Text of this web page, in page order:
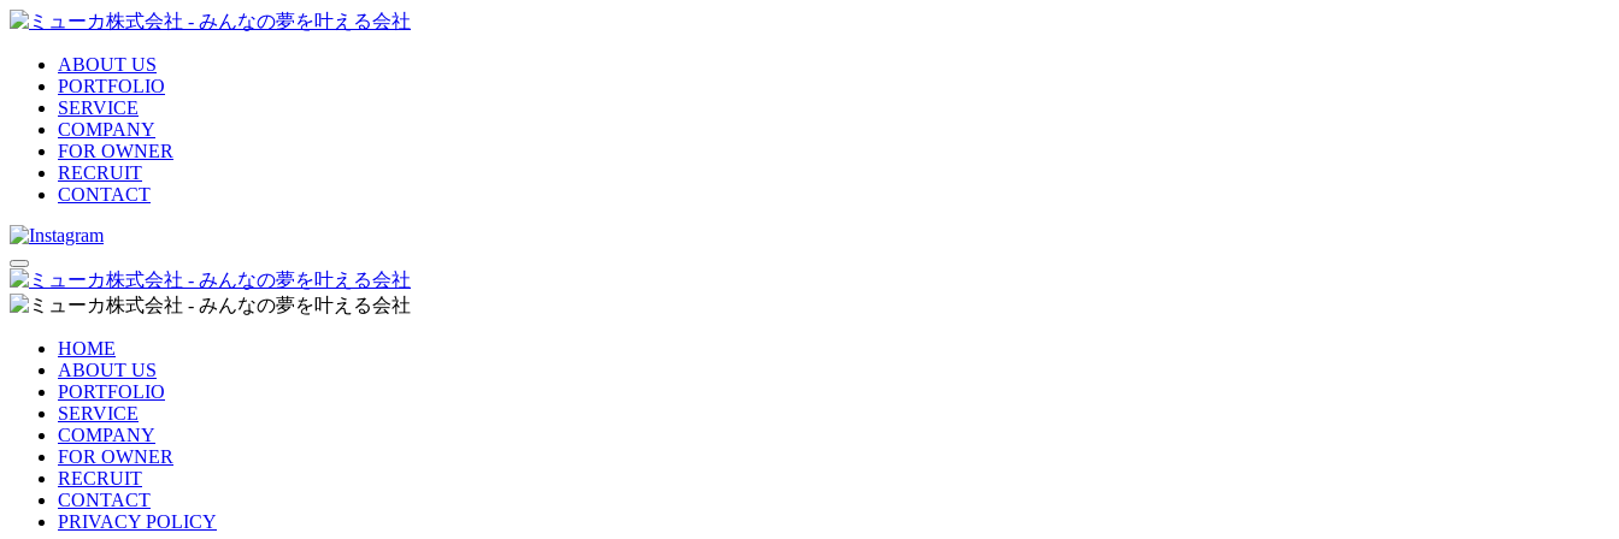
ABOUT US
PORTFOLIO
SERVICE
COMPANY
FOR OWNER
RECRUIT
CONTACT
HOME
ABOUT US
PORTFOLIO
SERVICE
COMPANY
FOR OWNER
RECRUIT
CONTACT
PRIVACY POLICY